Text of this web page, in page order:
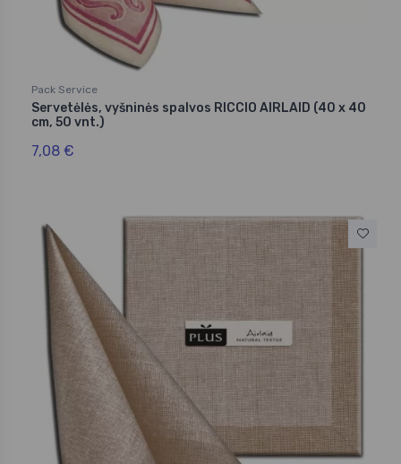
Pack Service
Servetėlės, vyšninės spalvos RICCIO AIRLAID (40 x 40
cm, 50 vnt.)
7,08 €